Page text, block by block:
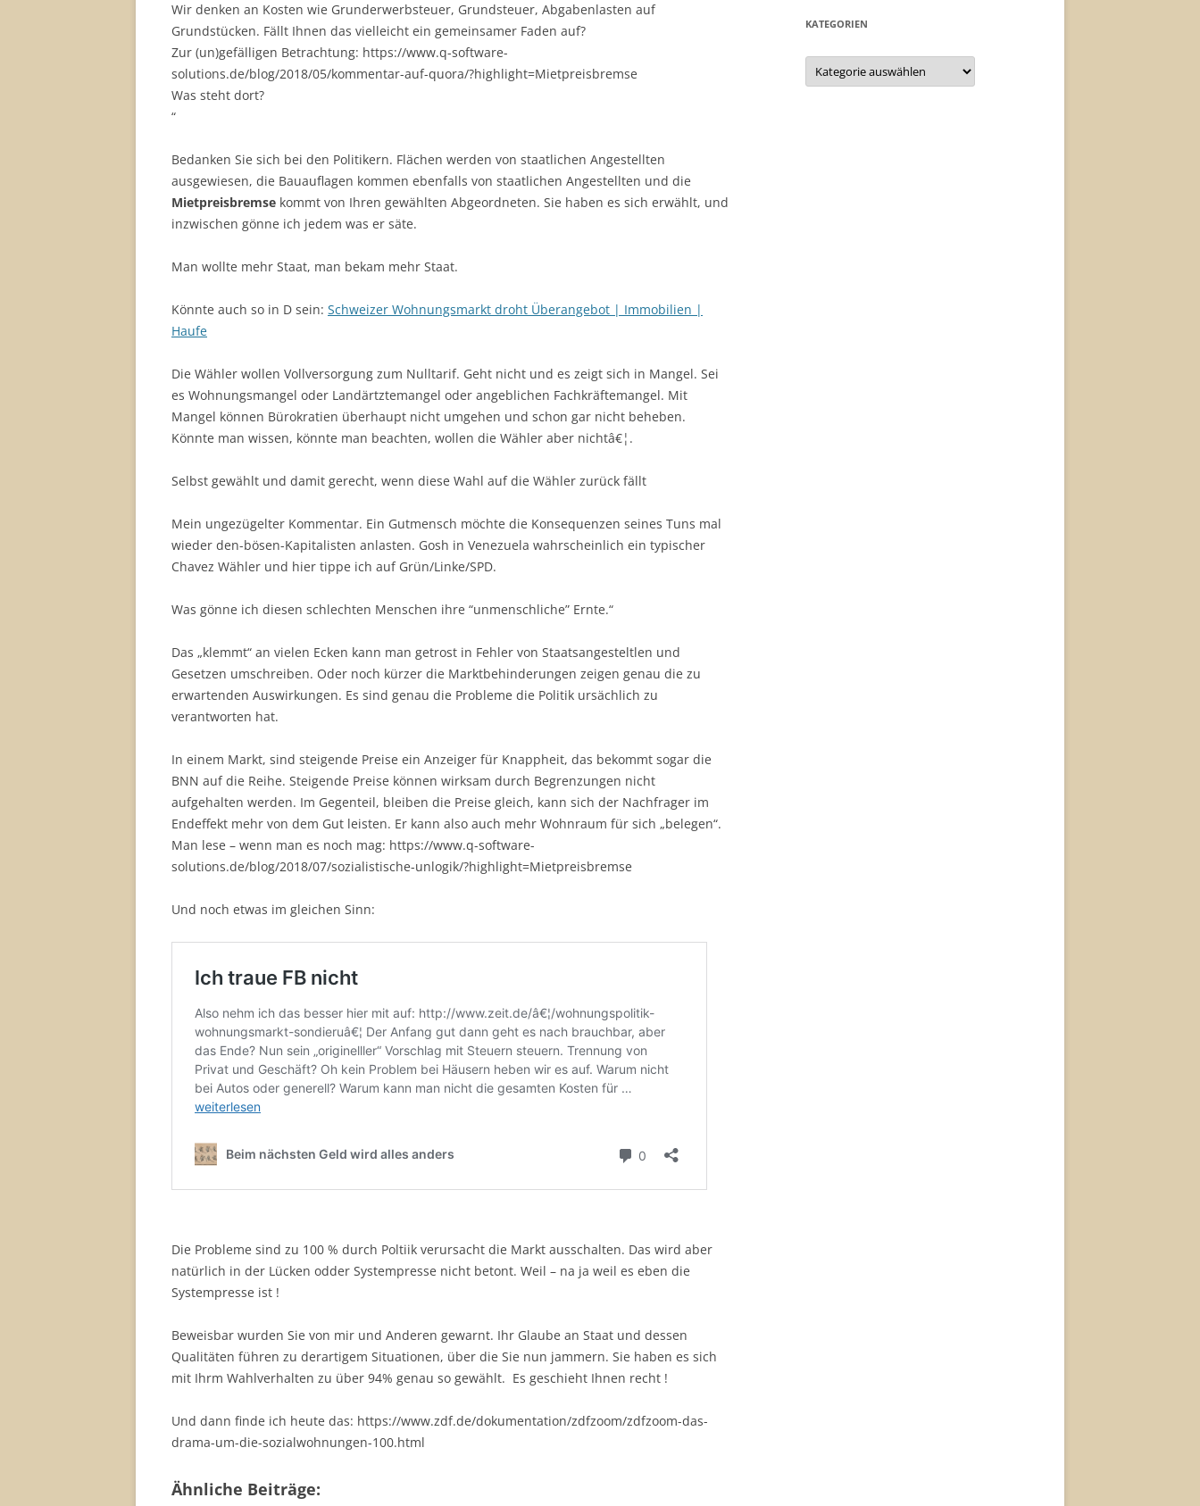
Wir denken an Kosten wie Grunderwerbsteuer, Grundsteuer, Abgabenlasten auf
Grundstücken. Fällt Ihnen das vielleicht ein gemeinsamer Faden auf?
Zur (un)gefälligen Betrachtung: https://www.q-software-
solutions.de/blog/2018/05/kommentar-auf-quora/?highlight=Mietpreisbremse
Was steht dort?
“
Bedanken Sie sich bei den Politikern. Flächen werden von staatlichen Angestellten
ausgewiesen, die Bauauflagen kommen ebenfalls von staatlichen Angestellten und die
Mietpreisbremse kommt von Ihren gewählten Abgeordneten. Sie haben es sich erwählt, und
inzwischen gönne ich jedem was er säte.
Man wollte mehr Staat, man bekam mehr Staat.
Könnte auch so in D sein: Schweizer Wohnungsmarkt droht Überangebot | Immobilien |
Haufe
Die Wähler wollen Vollversorgung zum Nulltarif. Geht nicht und es zeigt sich in Mangel. Sei
es Wohnungsmangel oder Landärtztemangel oder angeblichen Fachkräftemangel. Mit
Mangel können Bürokratien überhaupt nicht umgehen und schon gar nicht beheben.
Könnte man wissen, könnte man beachten, wollen die Wähler aber nichtâ€¦.
Selbst gewählt und damit gerecht, wenn diese Wahl auf die Wähler zurück fällt
Mein ungezügelter Kommentar. Ein Gutmensch möchte die Konsequenzen seines Tuns mal
wieder den-bösen-Kapitalisten anlasten. Gosh in Venezuela wahrscheinlich ein typischer
Chavez Wähler und hier tippe ich auf Grün/Linke/SPD.
Was gönne ich diesen schlechten Menschen ihre “unmenschliche” Ernte.“
Das „klemmt“ an vielen Ecken kann man getrost in Fehler von Staatsangesteltlen und
Gesetzen umschreiben. Oder noch kürzer die Marktbehinderungen zeigen genau die zu
erwartenden Auswirkungen. Es sind genau die Probleme die Politik ursächlich zu
verantworten hat.
In einem Markt, sind steigende Preise ein Anzeiger für Knappheit, das bekommt sogar die
BNN auf die Reihe. Steigende Preise können wirksam durch Begrenzungen nicht
aufgehalten werden. Im Gegenteil, bleiben die Preise gleich, kann sich der Nachfrager im
Endeffekt mehr von dem Gut leisten. Er kann also auch mehr Wohnraum für sich „belegen“.
Man lese – wenn man es noch mag: https://www.q-software-
solutions.de/blog/2018/07/sozialistische-unlogik/?highlight=Mietpreisbremse
Und noch etwas im gleichen Sinn:
Die Probleme sind zu 100 % durch Poltiik verursacht die Markt ausschalten. Das wird aber
natürlich in der Lücken odder Systempresse nicht betont. Weil – na ja weil es eben die
Systempresse ist !
Beweisbar wurden Sie von mir und Anderen gewarnt. Ihr Glaube an Staat und dessen
Qualitäten führen zu derartigem Situationen, über die Sie nun jammern. Sie haben es sich
mit Ihrm Wahlverhalten zu über 94% genau so gewählt. Es geschieht Ihnen recht !
Und dann finde ich heute das: https://www.zdf.de/dokumentation/zdfzoom/zdfzoom-das-
drama-um-die-sozialwohnungen-100.html
Ähnliche Beiträge:
KATEGORIEN
Kategorien